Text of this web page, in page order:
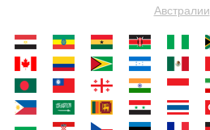
Австралии